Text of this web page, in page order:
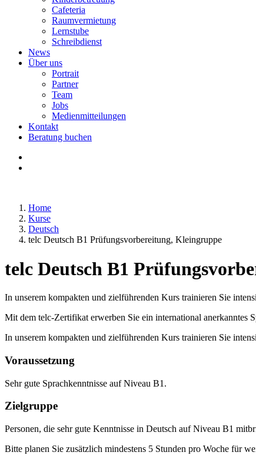
Cafeteria
Raumvermietung
Lernstube
Schreibdienst
News
Über uns
Portrait
Partner
Team
Jobs
Medienmitteilungen
Kontakt
Beratung buchen
Home
Kurse
Deutsch
telc Deutsch B1 Prüfungsvorbereitung, Kleingruppe
telc Deutsch B1
In unserem kompakten und zielführenden Kurs trainieren Sie
Mit dem telc-Zertifikat erwerben Sie ein international anerkanntes
In unserem kompakten und zielführenden Kurs trainieren Sie
Voraussetzung
Sehr gute Sprachkenntnisse auf Niveau B1.
Zielgruppe
Personen, die sehr gute Kenntnisse in Deutsch auf Niveau B1
Bitte planen Sie zusätzlich mindestens 5 Stunden pro Woche für